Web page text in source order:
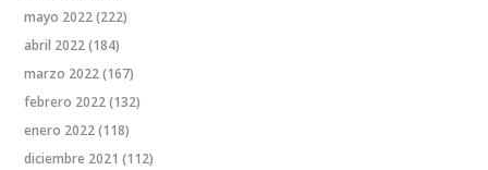
mayo 2022(222)
abril 2022(184)
marzo 2022(167)
febrero 2022(132)
enero 2022(118)
diciembre 2021 (112)